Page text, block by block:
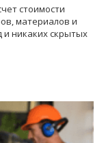
стоимости
материалов и
и никаких скрытых